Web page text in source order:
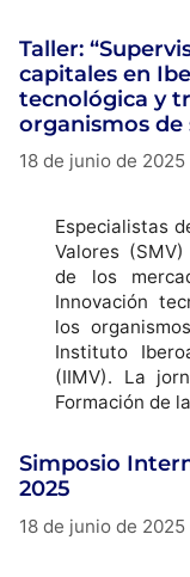
Taller:
capitales en
tecnológica y
organismos de
18 de junio de 2025
Especialistas
Valores
de los
Innovación
los
Instituto
(IIMV). La
Formación de
Simposio
2025
18 de junio de 2025